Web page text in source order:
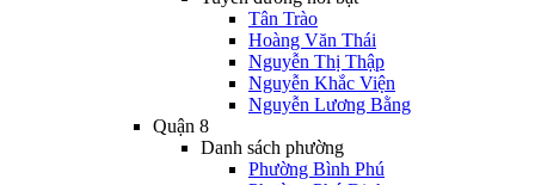
Tân Trào
Hoàng Văn Thái
Nguyễn Thị Thập
Nguyễn Khắc Viện
Nguyễn Lương Bằng
Quận 8
Danh sách phường
Phường Bình Phú